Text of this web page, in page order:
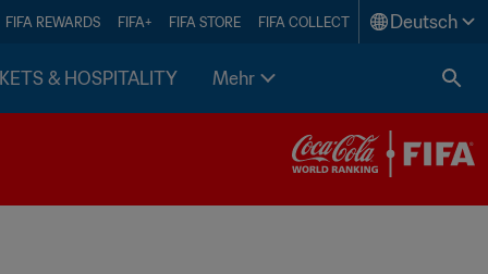
FIFA REWARDS FIFA+ FIFA STORE FIFA COLLECT Deutsch
& HOSPITALITY Mehr